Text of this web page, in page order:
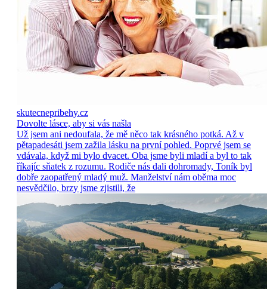
skutecnepribehy.cz
Dovolte lásce, aby si vás našla
Už jsem ani nedoufala, že mě něco tak krásného potká. Až v
pětapadesáti jsem zažila lásku na první pohled. Poprvé jsem se
vdávala, když mi bylo dvacet. Oba jsme byli mladí a byl to tak
říkajíc sňatek z rozumu. Rodiče nás dali dohromady, Toník byl
dobře zaopatřený mladý muž. Manželství nám oběma moc
nesvědčilo, brzy jsme zjistili, že